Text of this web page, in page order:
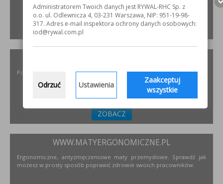
ZOBACZ
Polski producent materiałów ściernych dla przemysłu
ZOBACZ
WWW.MATYERGONOMICZNE.PL
Ergonomiczne, antyzmęczeniowe maty przemysłowe. Sprawdź jak
możesz w prosty sposób poprawić zdrowie swoich pracowników.
Administratorem Twoich danych jest RYWAL-RHC Sp. z
o.o. ul. Odlewnicza 4, 03-231 Warszawa, NIP: 951-19-98-
317. Adres e-mail inspektora ochrony danych osobowych:
iod@rywal.com.pl
Odrzuć Ustawienia
Zaakceptuj
wszystkie